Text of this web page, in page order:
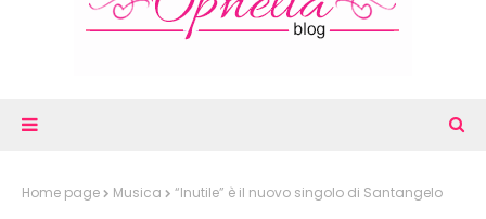
Home page Musica “Inutile” è il nuovo singolo di Santangelo